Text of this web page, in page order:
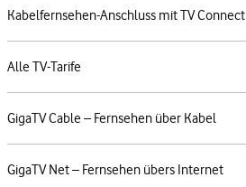
Kabelfernsehen-Anschluss mit TV Connect
Alle TV-Tarife
GigaTV Cable – Fernsehen über Kabel
GigaTV Net – Fernsehen übers Internet